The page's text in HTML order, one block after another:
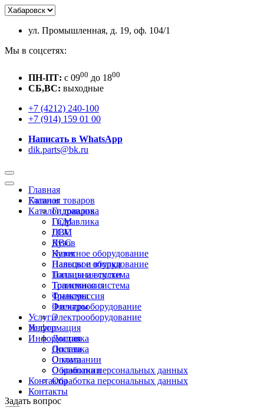
ул. Промышленная, д. 19, оф. 104/1
Мы в соцсетях:
ПН-ПТ: c 0900 до 1800
СБ,ВС: выходные
+7 (4212) 240-100
+7 (914) 159 01 00
Написать в WhatsApp
dik.parts@bk.ru
Главная
Каталог товаров
Гидравлика
ГСМ
ДВС
Кузов
Навесное оборудование
Пальцы и втулки
Топливная система
Трансмиссия
Фильтры
Электрооборудование
Услуги
Информация
Доставка
Оплата
О компании
Обработка персональных данных
Контакты
Задать вопрос
Главная
Каталог товаров
Гидравлика
ГСМ
ДВС
Кузов
Навесное оборудование
Пальцы и втулки
Топливная система
Трансмиссия
Фильтры
Электрооборудование
Услуги
Информация
Доставка
Оплата
О компании
Обработка персональных данных
Контакты